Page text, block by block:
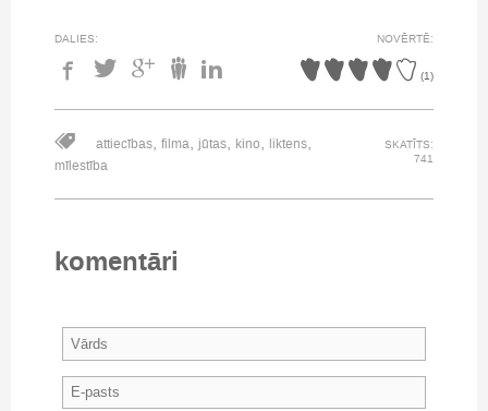
DALIES: NOVĒRTĒ:
(1)
attiecības, filma, jūtas, kino, liktens,
mīlestība
SKATĪTS:
741
komentāri